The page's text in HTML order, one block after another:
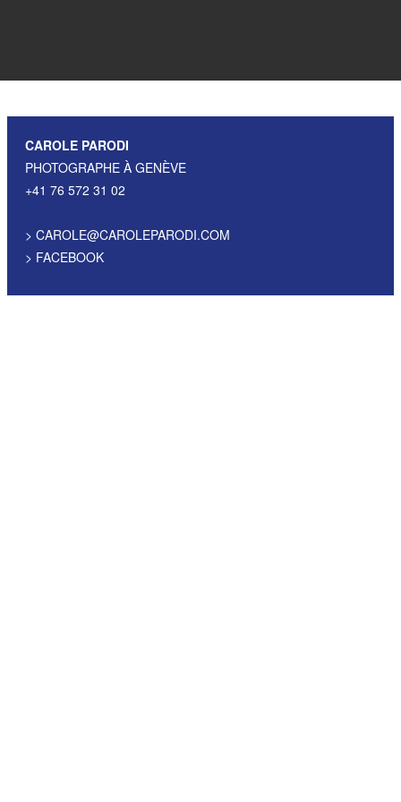
CAROLE PARODI
PHOTOGRAPHE À GENÈVE
+41 76 572 31 02
> CAROLE@CAROLEPARODI.COM
> FACEBOOK